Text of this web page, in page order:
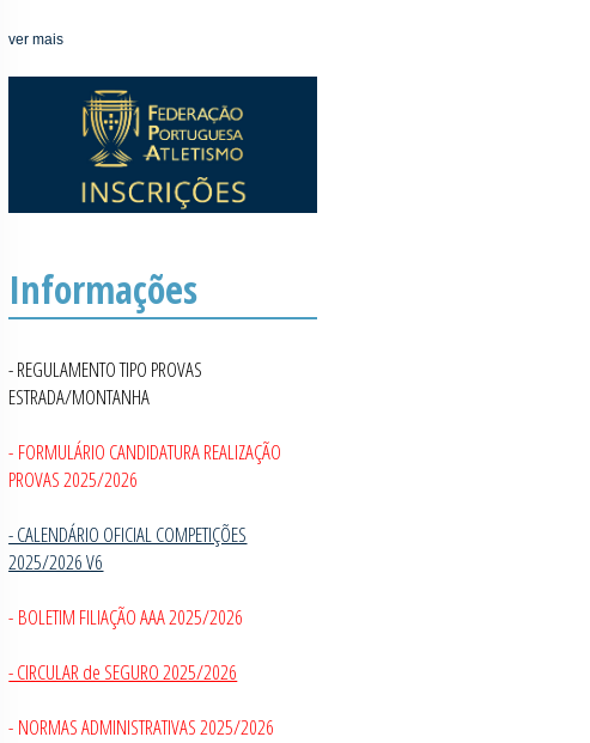
ver mais
Informações
- REGULAMENTO TIPO PROVAS
ESTRADA/MONTANHA
- FORMULÁRIO CANDIDATURA REALIZAÇÃO
PROVAS 2025/2026
- CALENDÁRIO OFICIAL COMPETIÇÕES
2025/2026 V6
- BOLETIM FILIAÇÃO AAA 2025/2026
- CIRCULAR de SEGURO 2025/2026
- NORMAS ADMINISTRATIVAS 2025/2026